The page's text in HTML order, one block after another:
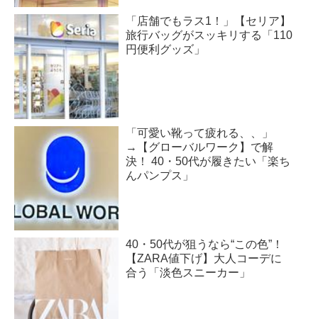
「店舗でもラス1！」【セリア】
旅行バッグがスッキリする「110
円便利グッズ」
「可愛い靴って疲れる、、」
→【グローバルワーク】で解
決！ 40・50代が履きたい「楽ち
んパンプス」
40・50代が狙うなら“この色”！
【ZARA値下げ】大人コーデに
合う「淡色スニーカー」